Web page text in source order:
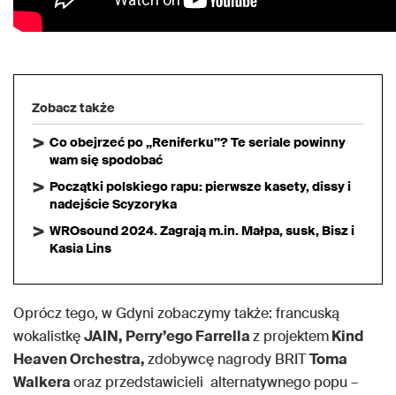
Zobacz także
Co obejrzeć po „Reniferku”? Te seriale powinny
wam się spodobać
Początki polskiego rapu: pierwsze kasety, dissy i
nadejście Scyzoryka
WROsound 2024. Zagrają m.in. Małpa, susk, Bisz i
Kasia Lins
Oprócz tego, w Gdyni zobaczymy także: francuską
wokalistkęJAIN, Perry’ego Farrellaz projektemKind
Heaven Orchestra,zdobywcę nagrody BRITToma
Walkeraoraz przedstawicieli alternatywnego popu –